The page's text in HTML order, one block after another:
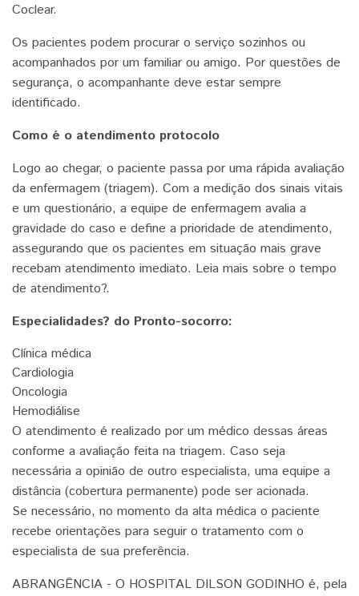
Coclear.
Os pacientes podem procurar o serviço sozinhos ou
acompanhados por um familiar ou amigo. Por questões de
segurança, o acompanhante deve estar sempre
identificado.
Como é o atendimento protocolo
Logo ao chegar, o paciente passa por uma rápida avaliação
da enfermagem (triagem). Com a medição dos sinais vitais
e um questionário, a equipe de enfermagem avalia a
gravidade do caso e define a prioridade de atendimento,
assegurando que os pacientes em situação mais grave
recebam atendimento imediato. Leia mais sobre o tempo
de atendimento?.
Especialidades? do Pronto-socorro:
Clínica médica
Cardiologia
Oncologia
Hemodiálise
O atendimento é realizado por um médico dessas áreas
conforme a avaliação feita na triagem. Caso seja
necessária a opinião de outro especialista, uma equipe a
distância (cobertura permanente) pode ser acionada.
Se necessário, no momento da alta médica o paciente
recebe orientações para seguir o tratamento com o
especialista de sua preferência.
ABRANGÊNCIA - O HOSPITAL DILSON GODINHO é, pela